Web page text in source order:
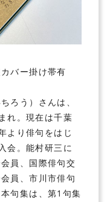
バー掛け帯有
ろう）さんは、
れ。現在は千葉
より俳句をはじ
入会。能村研三 に
員、国際俳句交
員、市川市俳句
句集は、第1句集